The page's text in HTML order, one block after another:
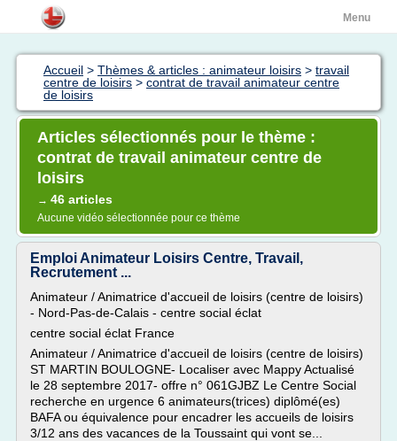
Menu
Accueil > Thèmes & articles : animateur loisirs > travail
centre de loisirs > contrat de travail animateur centre
de loisirs
Articles sélectionnés pour le thème :
contrat de travail animateur centre de
loisirs
→ 46 articles
Aucune vidéo sélectionnée pour ce thème
Emploi Animateur Loisirs Centre, Travail,
Recrutement ...
Animateur / Animatrice d'accueil de loisirs (centre de loisirs)
- Nord-Pas-de-Calais - centre social éclat
centre social éclat France
Animateur / Animatrice d'accueil de loisirs (centre de loisirs)
ST MARTIN BOULOGNE- Localiser avec Mappy Actualisé
le 28 septembre 2017- offre n° 061GJBZ Le Centre Social
recherche en urgence 6 animateurs(trices) diplômé(es)
BAFA ou équivalence pour encadrer les accueils de loisirs
3/12 ans des vacances de la Toussaint qui vont se...